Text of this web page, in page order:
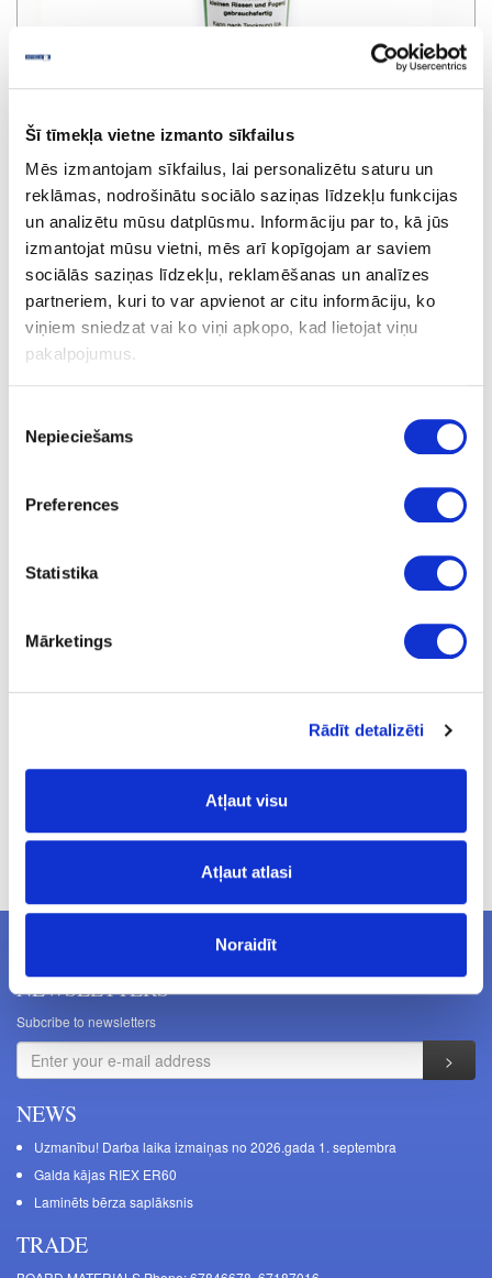
Šī tīmekļa vietne izmanto sīkfailus
Mēs izmantojam sīkfailus, lai personalizētu saturu un
reklāmas, nodrošinātu sociālo saziņas līdzekļu funkcijas
un analizētu mūsu datplūsmu. Informāciju par to, kā jūs
izmantojat mūsu vietni, mēs arī kopīgojam ar saviem
sociālās saziņas līdzekļu, reklamēšanas un analīzes
partneriem, kuri to var apvienot ar citu informāciju, ko
viņiem sniedzat vai ko viņi apkopo, kad lietojat viņu
pakalpojumus.
izvēle
Nepieciešams
Preferences
Statistika
Mārketings
Rādīt detalizēti
Atļaut visu
Atļaut atlasi
Noraidīt
Spackling paste OSMO Holzpaste 7304,
oak
Print
Spackling paste OSMO Holzpaste,
Prices excluding VAT. The indicated prices may be changed
NEWSLETTERS
Subcribe to newsletters
NEWS
Uzmanību! Darba laika izmaiņas no 2026.gada 1. septembra
Galda kājas RIEX ER60
Laminēts bērza saplāksnis
TRADE